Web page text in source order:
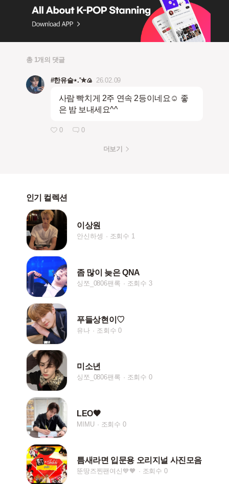
총 1개의 댓글
#한유슬⋆.˚✮🍙 26.02.09
사람 빡치게 2주 연속 2등이네요☺️ 좋
은 밤 보내세요^^
0 0
더보기
인기 컬렉션
이상원
안신하셍 조회수 1
좀 많이 늦은 QNA
싱쪼_0806팬록 조회수 3
푸들상현이♡
유나 조회수 0
미소년
싱쪼_0806팬록 조회수 0
LEO🖤
MIMU 조회수 0
틈새라면 입문용 오리지널 사진모음
뚠땅즈찐팬여신💙🧡 조회수 0